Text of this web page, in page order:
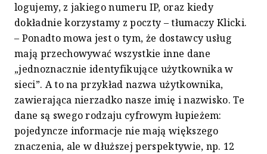
logujemy, z jakiego numeru IP, oraz kiedy
dokładnie korzystamy z poczty – tłumaczy Klicki.
– Ponadto mowa jest o tym, że dostawcy usług
mają przechowywać wszystkie inne dane
„jednoznacznie identyfikujące użytkownika w
sieci”. A to na przykład nazwa użytkownika,
zawierająca nierzadko nasze imię i nazwisko. Te
dane są swego rodzaju cyfrowym łupieżem:
pojedyncze informacje nie mają większego
znaczenia, ale w dłuższej perspektywie, np. 12